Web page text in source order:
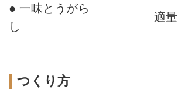
● 一味とうがら
し
適量
つくり方